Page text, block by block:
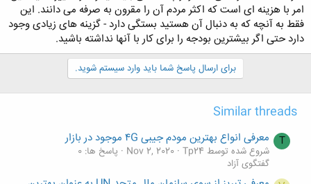
امر با هزینه ای است که اکثر مردم آن را مقرون به صرفه می دانند. این
فقط به آنچه که به دنبال آن هستید بستگی دارد - گزینه های زیادی وجود
دارد حتی اگر بیشترین بودجه را برای کار با آنها نداشته باشید.
برای ارسال پاسخ شما باید وارد سیستم شوید.
Similar threads
T معرفی انواع بهترین مودم جیبی ۴G موجود در بازار
شروع شده توسط Tp24 Nov 2, 2020
پاسخ ها: 0
گفتگوی آزاد